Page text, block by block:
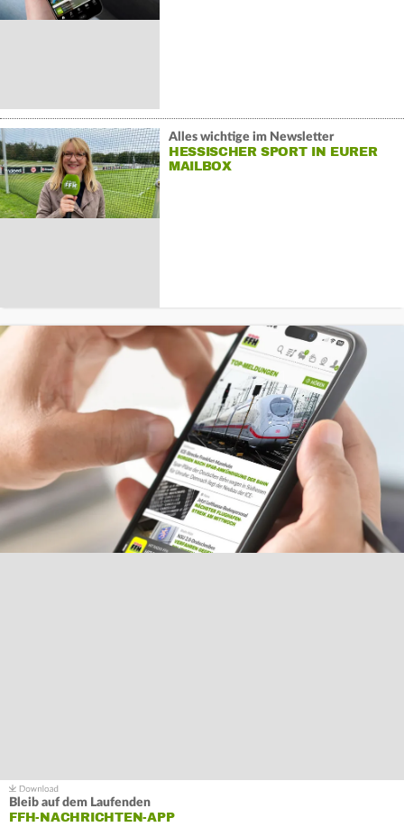
Alles wichtige im Newsletter
HESSISCHER SPORT IN EURER
MAILBOX
Bleib auf dem Laufenden
FFH-NACHRICHTEN-APP